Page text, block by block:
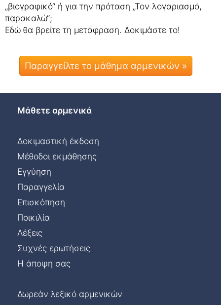
„βιογραφικό“ ή για την πρόταση „Τον λογαριασμό,
παρακαλώ“;
Εδώ θα βρείτε τη μετάφραση. Δοκιμάστε το!
Παραγγείλτε το μάθημα αρμενικών »
Μάθετε αρμενικά
Δοκιμαστική έκδοση
Μέθοδοι εκμάθησης
Εγγύηση
Παραγγελία
Επισκόπηση
Ποικιλία
Λέξεις
Συχνές ερωτήσεις
Η άποψη σας
Δωρεάν λεξικό αρμενικών